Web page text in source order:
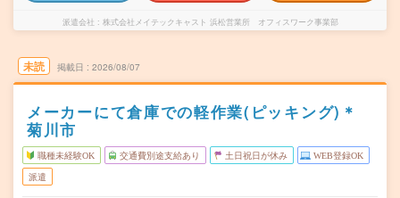
派遣会社 株式会社メイテックキャスト 浜松営業所 オフィスワーク事業部
未読 掲載日 2026/08/07
メーカーにて倉庫での軽作業(ピッキング)＊
菊川市
職種未経験OK 交通費別途支給あり 土日祝日が休み WEB登録OK
派遣